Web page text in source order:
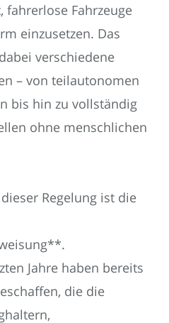
Fahrzeuge
einzusetzen. Das
verschiedene
– von teilautonomen
bis hin zu vollständig
ohne menschlichen
Regelung ist die
Jahre haben bereits
die die